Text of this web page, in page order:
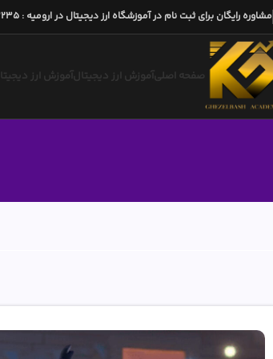
مشاوره رایگان برای ثبت نام در آموزشگاه ارز دیجیتال در ارومیه :
صفحه اصلیآموزش ارز دیجیتالآموزش ارز